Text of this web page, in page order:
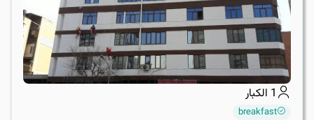
1 الكبار
breakfast